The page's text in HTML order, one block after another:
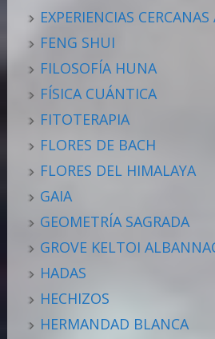
EXPERIENCIAS
FENG SHUI
FILOSOFÍA HUNA
FÍSICA CUÁNTICA
FITOTERAPIA
FLORES DE BACH
FLORES DEL HIMALAYA
GAIA
GEOMETRÍA SAGRADA
GROVE KELTOI
HADAS
HECHIZOS
HERMANDAD BLANCA